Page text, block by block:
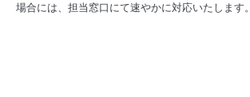
場合には、担当窓口にて速やかに対応いたします。